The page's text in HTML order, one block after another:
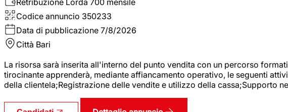
Codice annuncio 350233
Data di pubblicazione 7/8/2026
Città Bari
La risorsa sarà inserita all'interno del punto vendita con un percorso
tirocinante apprenderà, mediante affiancamento operativo, le seguenti
della clientela;Registrazione delle vendite e utilizzo della cassa;Supporto